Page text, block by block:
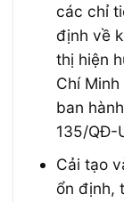
các chỉ
định về
thị hiện
Chí
ban
135/QĐ-
Cải tạo
ổn định,